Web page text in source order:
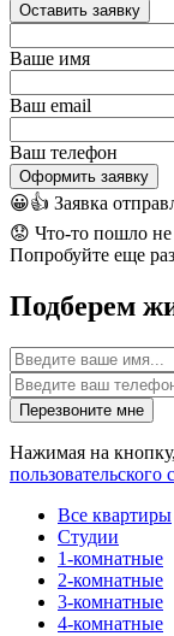
Оставить заявку
Ваше имя
Ваш email
Ваш телефон
Оформить заявку
😀👍 Заявка
😟 Что-то пошло не
Попробуйте еще раз
Подберем
Имя
Перезвоните мне
Нажимая на
пользовательского
Все квартиры
Студии
1-комнатные
2-комнатные
3-комнатные
4-комнатные